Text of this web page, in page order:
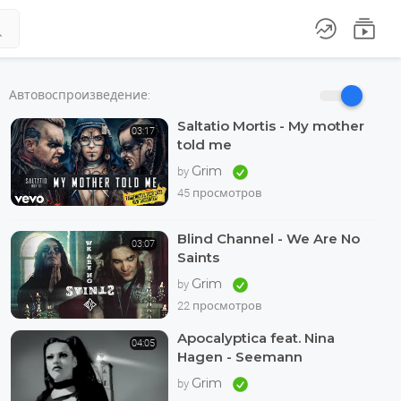
 
Автовоспроизведение:
03:17
Saltatio Mortis - My mother
told me
by Grim
45 просмотров
03:07
Blind Channel - We Are No
Saints
by Grim
22 просмотров
04:05
Apocalyptica feat. Nina
Hagen - Seemann
by Grim